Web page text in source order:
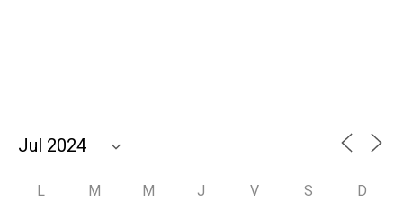
L M M J V S D